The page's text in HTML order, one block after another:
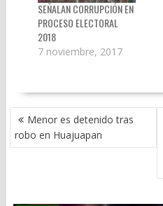
SEÑALAN CORRUPCIÓN EN
PROCESO ELECTORAL
2018
7 noviembre, 2017
NAVEGACIÓN
DE
ENTRADAS
Menor es detenido tras
robo en Huajuapan